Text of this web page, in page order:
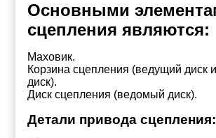
Основными
сцепления являются:
Маховик.
Корзина сцепления (ведущий диск
диск).
Диск сцепления (ведомый диск).
Детали привода сцепления: